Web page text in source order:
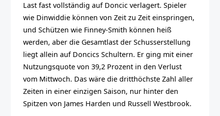
Last fast vollständig auf Doncic verlagert. Spieler
wie Dinwiddie können von Zeit zu Zeit einspringen,
und Schützen wie Finney-Smith können heiß
werden, aber die Gesamtlast der Schusserstellung
liegt allein auf Doncics Schultern. Er ging mit einer
Nutzungsquote von 39,2 Prozent in den Verlust
vom Mittwoch. Das wäre die dritthöchste Zahl aller
Zeiten in einer einzigen Saison, nur hinter den
Spitzen von James Harden und Russell Westbrook.